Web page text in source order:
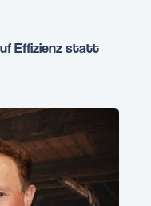
Effizienz statt